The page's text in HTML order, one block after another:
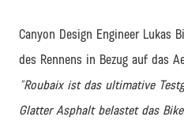
Canyon Design Engineer Lukas
des Rennens in Bezug auf das
"Roubaix ist das ultimative
Glatter Asphalt belastet das